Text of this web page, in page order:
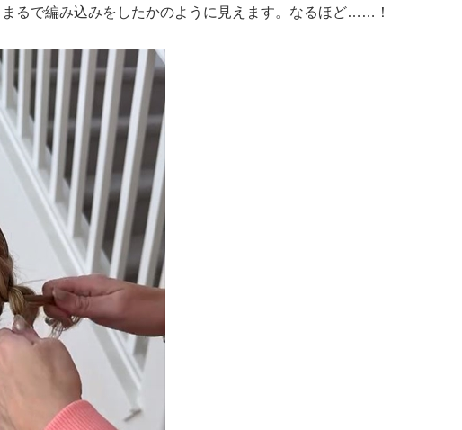
るで編み込みをしたかのように見えます。なるほど……！